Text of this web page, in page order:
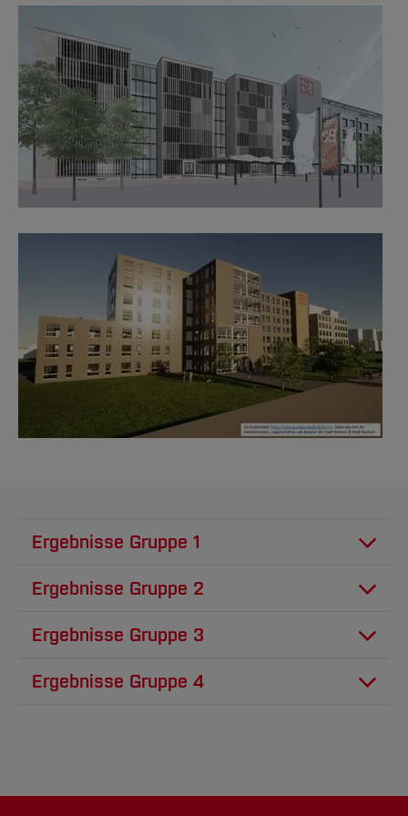
Ergebnisse Gruppe 1
Schema zum Architekturentwurf
Ergebnisse Gruppe 2
Ergebnisse Gruppe 3
Ergebnisse Gruppe 4